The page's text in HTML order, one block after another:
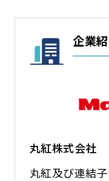
企業
丸紅株式会社
丸紅及び連結